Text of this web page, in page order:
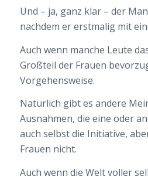
Und – ja, ganz klar – der
nachdem er erstmalig mit
Auch wenn manche Leute
Großteil der Frauen
Vorgehensweise.
Natürlich gibt es andere
Ausnahmen, die eine oder
auch selbst die Initiative,
Frauen nicht.
Auch wenn die Welt voller